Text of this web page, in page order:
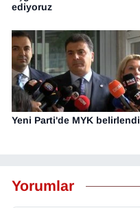
ediyoruz
Yeni Parti'de MYK belirlendi
Yorumlar